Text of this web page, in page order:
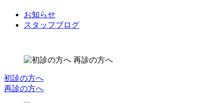
お知らせ
スタッフブログ
初診の方へ
再診の方へ